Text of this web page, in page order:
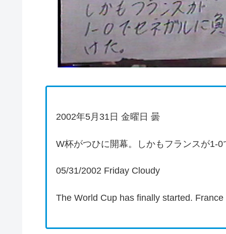
2002年5月31日 金曜日 曇
W杯がつひに開幕。しかもフランスが1-
05/31/2002 Friday Cloudy
The World Cup has finally started.